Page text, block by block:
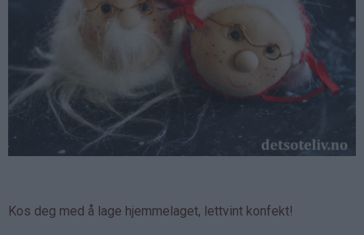
Kos deg med å lage hjemmelaget, lettvint konfekt!